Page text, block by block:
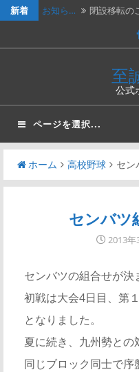
新着 お知ら… 閉設移転
202４年３
2023年７
2023年2月
新年の…
至
公式
ページを選択...
ホーム 高校野球 セン
センバツ
2013年
センバツの組合せが決
初戦は大会4日目、第
となりました。
夏に続き、九州勢との
同じブロック同士で